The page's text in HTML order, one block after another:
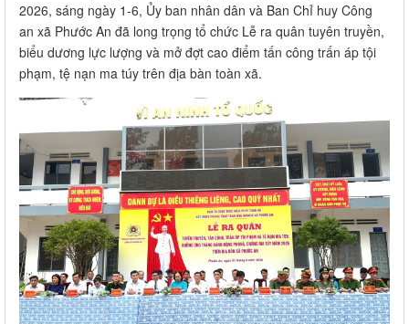
2026, sáng ngày 1-6, Ủy ban nhân dân và Ban Chỉ huy Công
an xã Phước An đã long trọng tổ chức Lễ ra quân tuyên truyền,
biểu dương lực lượng và mở đợt cao điểm tấn công trấn áp tội
phạm, tệ nạn ma túy trên địa bàn toàn xã.